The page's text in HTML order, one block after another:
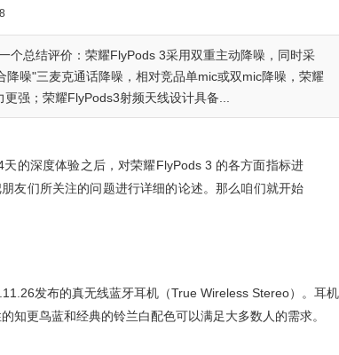
个总结评价：荣耀FlyPods 3采用双重主动降噪，同时采
降噪"三麦克通话降噪，相对竞品单mic或双mic降噪，荣耀
强；荣耀FlyPods3射频天线设计具备...
的深度体验之后，对荣耀FlyPods 3 的各方面指标进
友们所关注的问题进行详细的论述。那么咱们就开始
发布的真无线蓝牙耳机（True Wireless Stereo）。耳机
知更鸟蓝和经典的铃兰白配色可以满足大多数人的需求。